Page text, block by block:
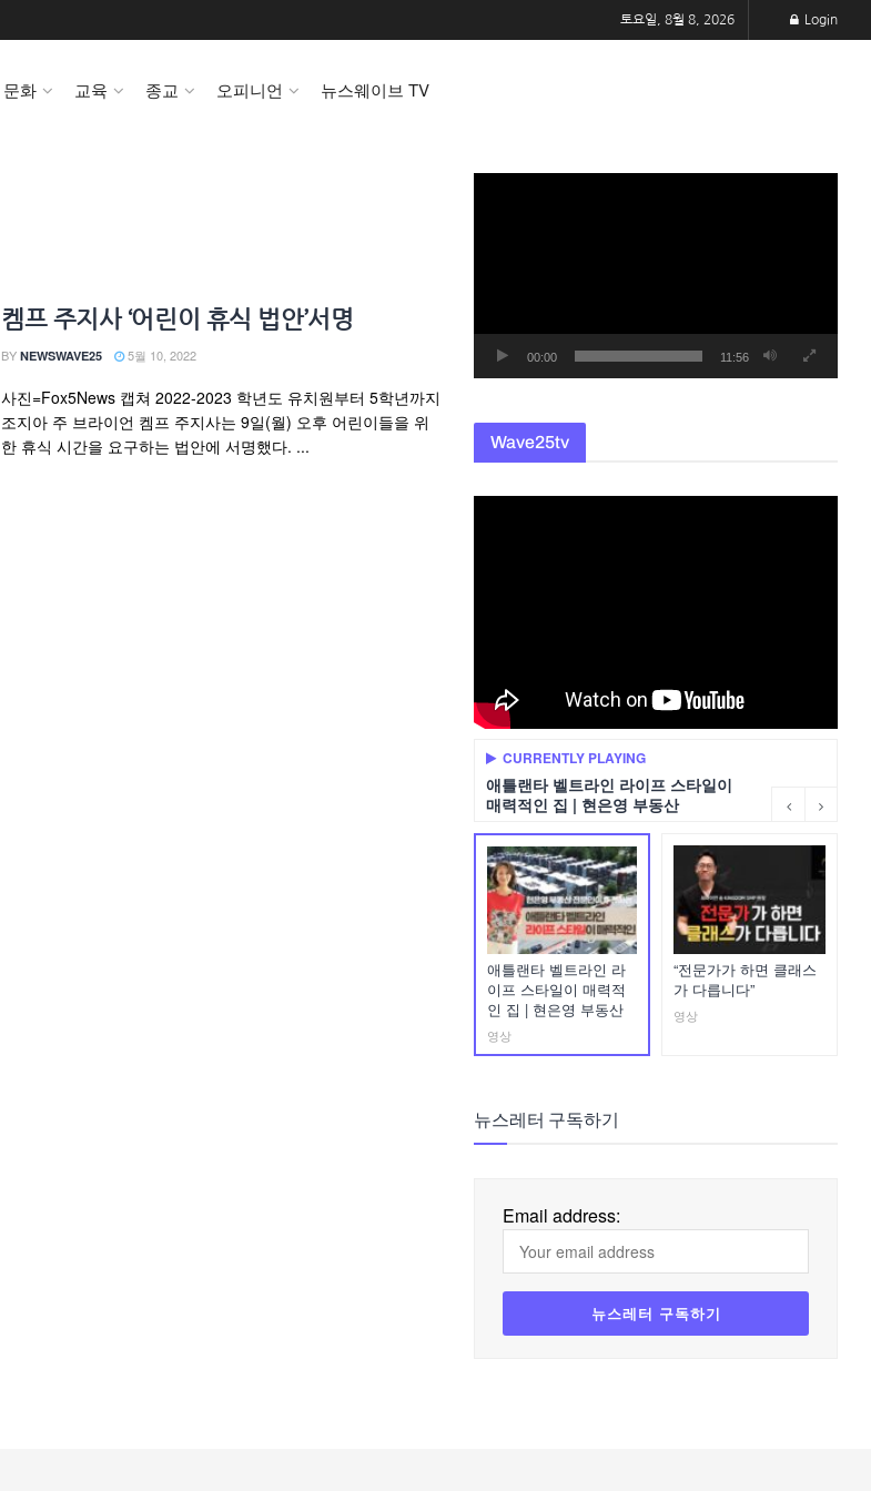
토요일, 8월 8, 2026 Login
문화 교육 종교 오피니언 뉴스웨이브 TV
켐프 주지사 ‘어린이 휴식 법안’서명
BY NEWSWAVE25 5월 10, 2022
사진=Fox5News 캡쳐 2022-2023 학년도 유치원부터 5학년까지
조지아 주 브라이언 켐프 주지사는 9일(월) 오후 어린이들을 위
한 휴식 시간을 요구하는 법안에 서명했다. ...
00:00 11:56
Wave25tv
CURRENTLY PLAYING
애틀랜타 벨트라인 라이프 스타일이
매력적인 집 | 현은영 부동산
애틀랜타 벨트라인 라
이프 스타일이 매력적
인 집 | 현은영 부동산
영상
“전문가가 하면 클래스
가 다릅니다”
영상
뉴스레터 구독하기
Email address: